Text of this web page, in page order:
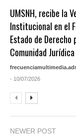
UMSNH, recibe la
Institucional en el
Estado de
Comunidad Jurídica
- 10/07/2026
NEWER POST